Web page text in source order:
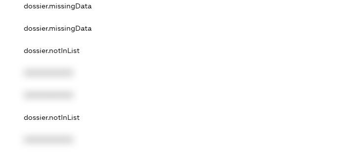
dossier.missingData
dossier.missingData
dossier.notInList
dossier.notInList